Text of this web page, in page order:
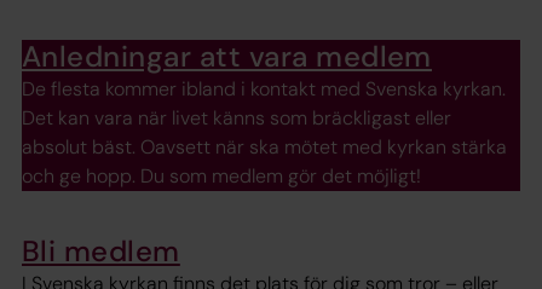
Anledningar att vara medlem
De flesta kommer ibland i kontakt med Svenska kyrkan.
Det kan vara när livet känns som bräckligast eller
absolut bäst. Oavsett när ska mötet med kyrkan stärka
och ge hopp. Du som medlem gör det möjligt!
Bli medlem